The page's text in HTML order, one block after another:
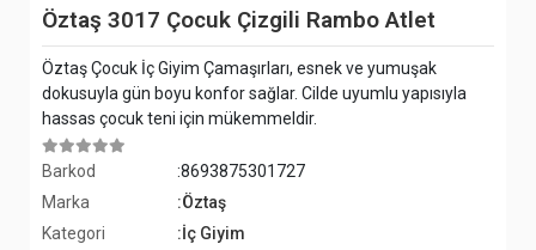
Öztaş 3017 Çocuk Çizgili Rambo Atlet
Öztaş Çocuk İç Giyim Çamaşırları, esnek ve yumuşak
dokusuyla gün boyu konfor sağlar. Cilde uyumlu yapısıyla
hassas çocuk teni için mükemmeldir.
Barkod
:8693875301727
Marka
:Öztaş
Kategori
:İç Giyim